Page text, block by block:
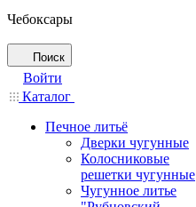
Чебоксары
Поиск
Войти
Каталог
Печное литьё
Дверки чугунные
Колосниковые
решетки чугунные
Чугунное литье